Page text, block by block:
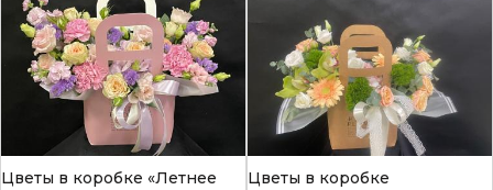
Цветы в коробке «Летнее
Цветы в коробке